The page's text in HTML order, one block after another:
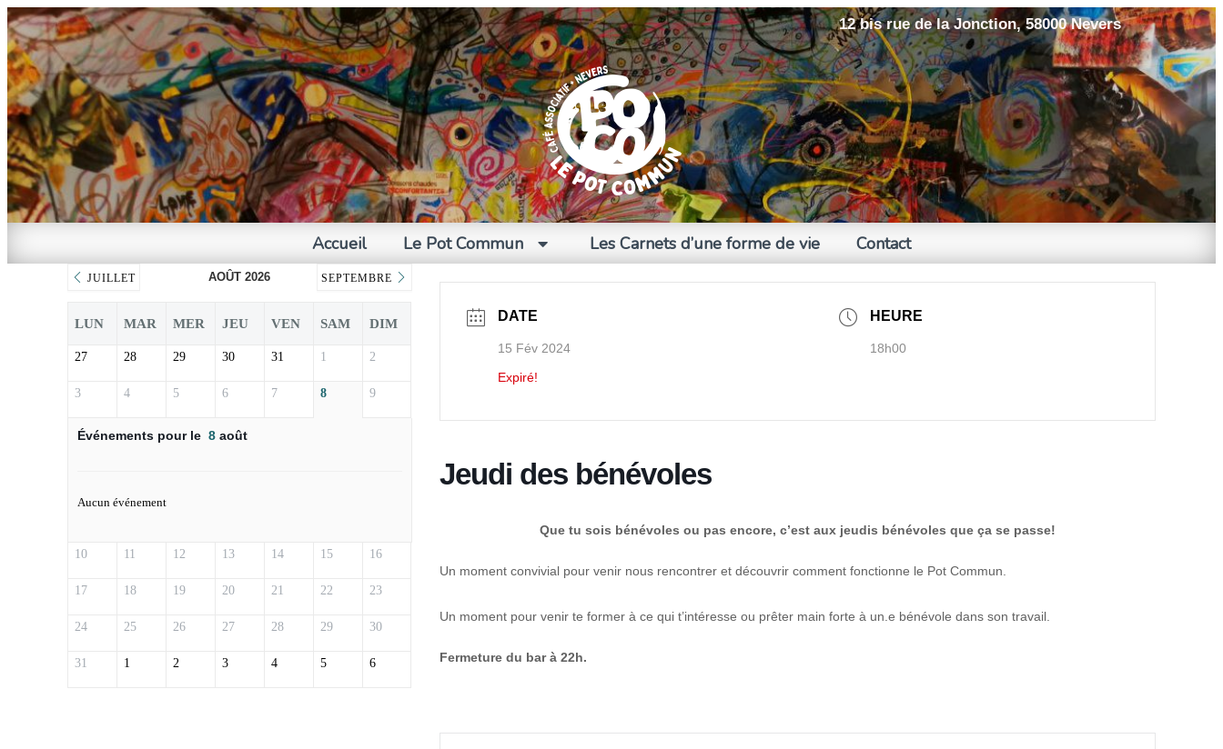
12 bis rue de la Jonction, 58000 Nevers
Accueil Le Pot Commun Les Carnets d’une forme de vie Contact
JUILLET AOÛT 2026 SEPTEMBRE
LUN MAR MER JEU VEN SAM DIM
27 28 29 30 31 1 2
3 4 5 6 7 8 9
Événements pour le 8 août
Aucun événement
10 11 12 13 14 15 16
17 18 19 20 21 22 23
24 25 26 27 28 29 30
31 1 2 3 4 5 6
DATE
15 Fév 2024
Expiré!
HEURE
18h00
Jeudi des bénévoles
Que tu sois bénévoles ou pas encore, c’est aux jeudis bénévoles que ça se passe!
Un moment convivial pour venir nous rencontrer et découvrir comment fonctionne le Pot Commun.
Un moment pour venir te former à ce qui t’intéresse ou prêter main forte à un.e bénévole dans son travail.
Fermeture du bar à 22h.